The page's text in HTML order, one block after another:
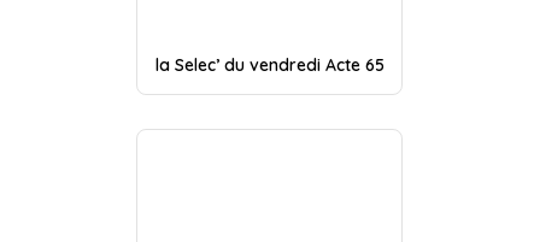
la Selec’ du vendredi Acte 65